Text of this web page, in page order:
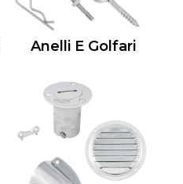
Anelli E Golfari